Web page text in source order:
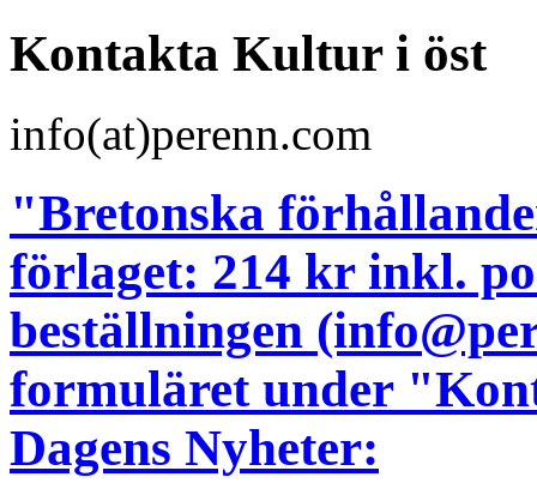
Kontakta Kultur i öst
info(at)perenn.com
"Bretonska
förlaget: 214 kr inkl.
beställningen
formuläret under
Dagens Nyheter: